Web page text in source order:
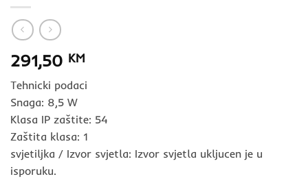
291,50 KM
Tehnicki podaci
Snaga: 8,5 W
Klasa IP zaštite: 54
Zaštita klasa: 1
svjetiljka / Izvor svjetla: Izvor svjetla ukljucen je u
isporuku.